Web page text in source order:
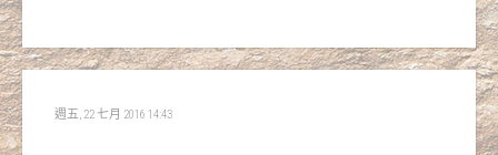
週五, 22 七月 2016 14:43